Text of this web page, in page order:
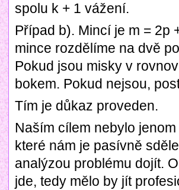
spolu k + 1 vážení.
Případ b). Mincí je m = 2p
mince rozdělíme na dvě
Pokud jsou misky v
bokem. Pokud nejsou,
Tím je důkaz proveden.
Naším cílem nebylo
které nám je pasívně
analýzou problému dojít.
jde, tedy mělo by jít